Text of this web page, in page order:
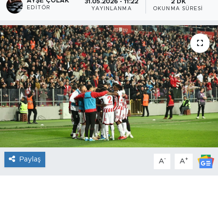
EDITÖR
31.05.2026 - 11:22
YAYINLANMA
2 DK
OKUNMA SÜRESI
Paylaş A- A+
Haber Arşivi